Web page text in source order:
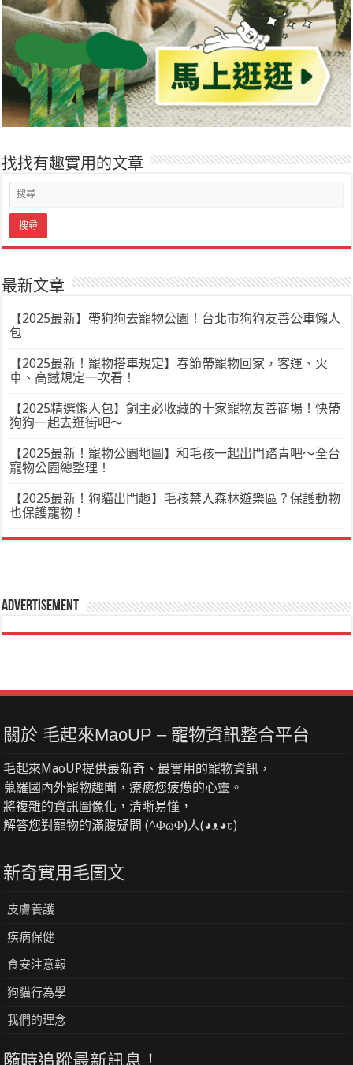
找找有趣實用的文章
最新文章
【2025最新】帶狗狗去寵物公園！台北市狗狗友善公車懶人
包
【2025最新！寵物搭車規定】春節帶寵物回家，客運、火
車、高鐵規定一次看！
【2025精選懶人包】飼主必收藏的十家寵物友善商場！快帶
狗狗一起去逛街吧～
【2025最新！寵物公園地圖】和毛孩一起出門踏青吧～全台
寵物公園總整理！
【2025最新！狗貓出門趣】毛孩禁入森林遊樂區？保護動物
也保護寵物！
Advertisement
關於 毛起來MaoUP – 寵物資訊整合平台
毛起來MaoUP提供最新奇、最實用的寵物資訊，
蒐羅國內外寵物趣聞，療癒您疲憊的心靈。
將複雜的資訊圖像化，清晰易懂，
解答您對寵物的滿腹疑問 (^ΦωΦ)人(◕ᴥ◕ʋ)
新奇實用毛圖文
皮膚養護
疾病保健
食安注意報
狗貓行為學
我們的理念
隨時追蹤最新訊息！